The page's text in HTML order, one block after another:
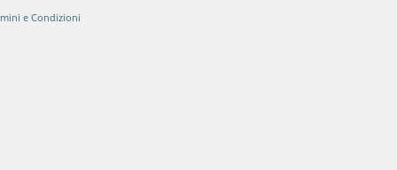
e Condizioni